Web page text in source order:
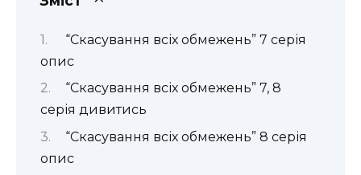
“Скасування всіх обмежень” 7 серія
опис
“Скасування всіх обмежень” 7, 8
серія дивитись
“Скасування всіх обмежень” 8 серія
опис